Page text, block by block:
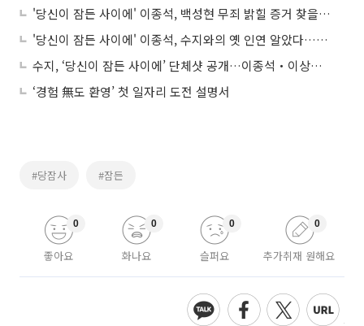
'당신이 잠든 사이에' 이종석, 백성현 무죄 밝힐 증거 찾을까?…김원해와 열일 중!
'당신이 잠든 사이에' 이종석, 수지와의 옛 인연 알았다…하지만 총 맞은 이종석?
수지, ‘당신이 잠든 사이에’ 단체샷 공개…이종석‧이상엽까지 ‘훈훈’
‘경험 無도 환영’ 첫 일자리 도전 설명서
#당잠사 #잠든
좋아요
0
화나요
0
슬퍼요
0
추가취재 원해요
0